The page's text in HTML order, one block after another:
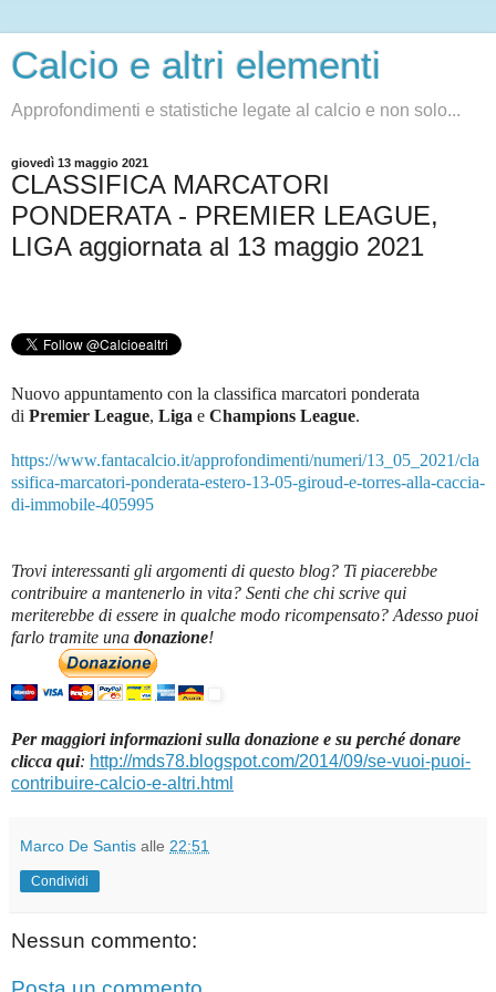
Calcio e altri elementi
Approfondimenti e statistiche legate al calcio e non solo...
giovedì 13 maggio 2021
CLASSIFICA MARCATORI
PONDERATA - PREMIER LEAGUE,
LIGA aggiornata al 13 maggio 2021
Nuovo appuntamento con la classifica marcatori ponderata
di Premier League, Liga e Champions League.
https://www.fantacalcio.it/approfondimenti/numeri/13_05_2021/cla
ssifica-marcatori-ponderata-estero-13-05-giroud-e-torres-alla-caccia-
di-immobile-405995
Trovi interessanti gli argomenti di questo blog? Ti piacerebbe
contribuire a mantenerlo in vita? Senti che chi scrive qui
meriterebbe di essere in qualche modo ricompensato? Adesso puoi
farlo tramite una donazione!
Per maggiori informazioni sulla donazione e su perché donare
clicca qui: http://mds78.blogspot.com/2014/09/se-vuoi-puoi-
contribuire-calcio-e-altri.html
Marco De Santis alle 22:51
Condividi
Nessun commento: